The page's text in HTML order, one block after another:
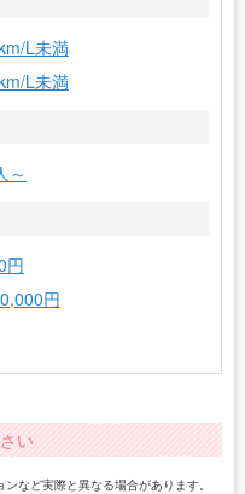
L未満
L未満
～
円
円
い
など実際と異なる場合があります。